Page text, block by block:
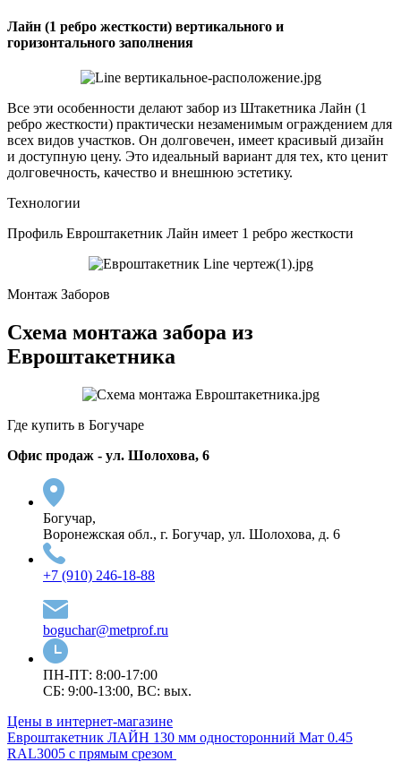
Лайн (1 ребро жесткости) вертикального и
горизонтального заполнения
Все эти особенности делают забор из Штакетника Лайн (1
ребро жесткости) практически незаменимым ограждением для
всех видов участков. Он долговечен, имеет красивый дизайн
и доступную цену. Это идеальный вариант для тех, кто ценит
долговечность, качество и внешнюю эстетику.
Технологии
Профиль Евроштакетник Лайн имеет 1 ребро жесткости
Монтаж Заборов
Схема монтажа забора из
Евроштакетника
Где купить в Богучаре
Офис продаж - ул. Шолохова, 6
Богучар,
Воронежская обл., г. Богучар, ул. Шолохова, д. 6
+7 (910) 246-18-88
boguchar@metprof.ru
ПН-ПТ: 8:00-17:00
СБ: 9:00-13:00, ВС: вых.
Цены в интернет-магазине
Евроштакетник ЛАЙН 130 мм односторонний Мат 0.45
RAL3005 с прямым срезом